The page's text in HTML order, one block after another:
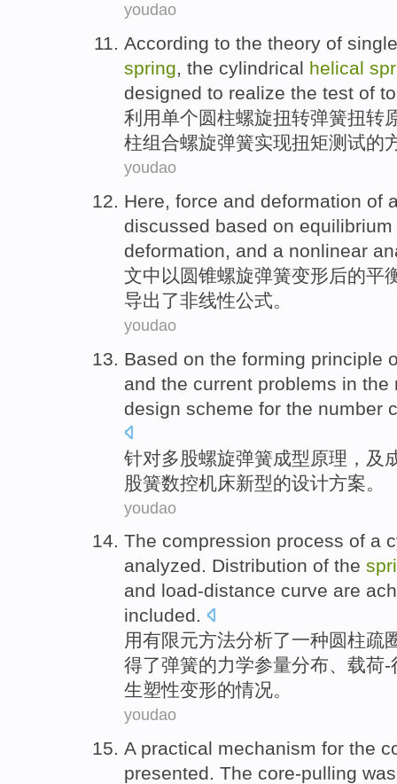
youdao
According to the theory of single
spring, the cylindrical helical
designed to realize the test of
利用单个圆柱螺旋扭转弹簧扭转
柱组合螺旋弹簧实现扭矩测试的
youdao
Here, force and deformation of
discussed based on equilibrium
deformation, and a nonlinear
文中 以 圆锥螺旋弹簧变形后的平
导出了非线性公式。
youdao
Based on the forming principle
and the current problems in the
design scheme for the number
针对多 股螺旋弹簧成型 原理 ， 及
股簧数控机床新型的设计方案 。
youdao
The compression process of a
analyzed. Distribution of the
and load-distance curve are
included.
用有限元方法分析了一种圆柱疏
得了弹簧的力学参量分布、载荷-
生塑性变形的情况。
youdao
A practical mechanism for the
presented. The core-pulling